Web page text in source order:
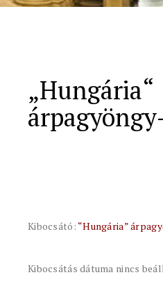
„Hungária“
Kibocsátó: “Hungária”
Kibocsátás dátuma nincs